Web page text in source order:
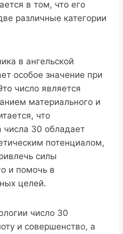
в том, что его
различные категории
в ангельской
особое значение при
число является
материального и
что
числа 30 обладает
потенциалом,
силы
и помочь в
целей.
число 30
и совершенство, а